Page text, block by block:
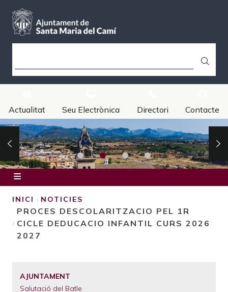
contingut
Actualitat Seu Electrònica Directori Contacte
Inici
Ajuntament
Municipi
Tràmits
FIL
D'ARIADNA
INICI NOTICIES
PROCES DESCOLARITZACIO PEL 1R
CICLE DEDUCACIO INFANTIL CURS 2026
2027
AJUNTAMENT
Salutació del Batle